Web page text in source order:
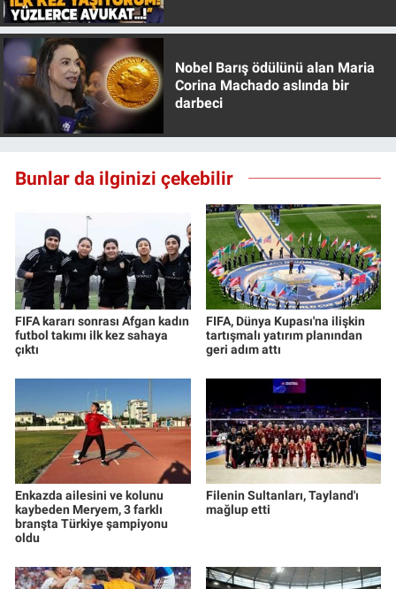
Nobel Barış ödülünü alan Maria
Corina Machado aslında bir
darbeci
Bunlar da ilginizi çekebilir
FIFA kararı sonrası Afgan kadın
futbol takımı ilk kez sahaya
çıktı
FIFA, Dünya Kupası'na ilişkin
tartışmalı yatırım planından
geri adım attı
Enkazda ailesini ve kolunu
kaybeden Meryem, 3 farklı
branşta Türkiye şampiyonu
oldu
Filenin Sultanları, Tayland'ı
mağlup etti